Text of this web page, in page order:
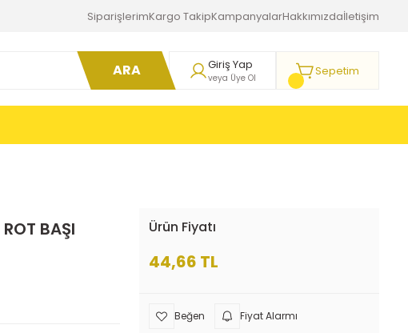
SiparişlerimKargo TakipKampanyalarHakkımızdaİletişim
ARA Giriş Yap
veya Üye Ol Sepetim
BAŞI
Ürün Fiyatı
44,66 TL
Fiyat Alarmı